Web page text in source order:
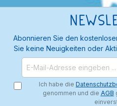
Abonnieren Sie den
Sie keine Neuigkeiten oder
Ich habe die
genommen und die AGB